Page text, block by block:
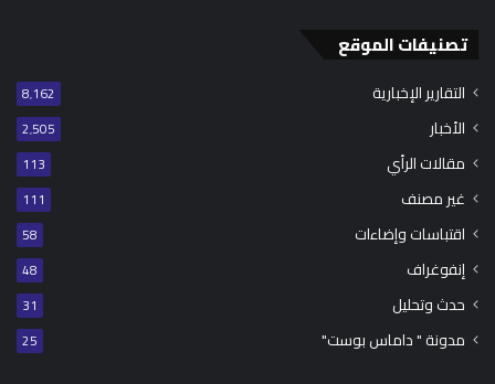
تصنيفات الموقع
التقارير الإخبارية 8٬162
الأخبار 2٬505
مقالات الرأي 113
غير مصنف 111
اقتباسات وإضاءات 58
إنفوغراف 48
حدث وتحليل 31
مدونة " داماس بوست" 25